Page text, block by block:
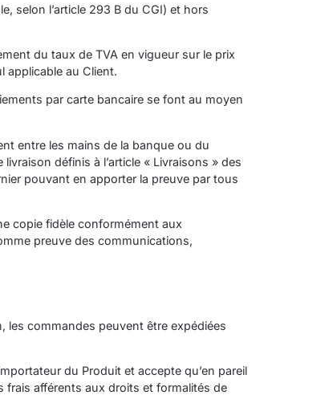
selon l’article 293 B du CGI) et hors
du taux de TVA en vigueur sur le prix
applicable au Client.
par carte bancaire se font au moyen
entre les mains de la banque ou du
définis à l’article « Livraisons » des
pouvant en apporter la preuve par tous
copie fidèle conformément aux
preuve des communications,
les commandes peuvent être expédiées
du Produit et accepte qu’en pareil
frais afférents aux droits et formalités de